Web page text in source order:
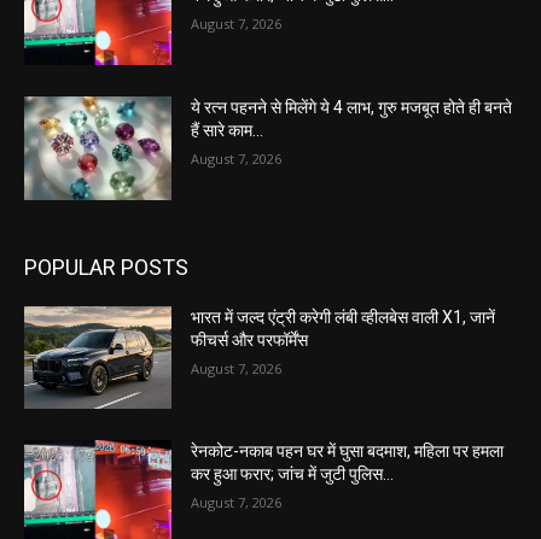
August 7, 2026
ये रत्न पहनने से मिलेंगे ये 4 लाभ, गुरु मजबूत होते ही बनते
हैं सारे काम…
August 7, 2026
POPULAR POSTS
भारत में जल्द एंट्री करेगी लंबी व्हीलबेस वाली X1, जानें
फीचर्स और परफॉर्मेंस
August 7, 2026
रेनकोट-नकाब पहन घर में घुसा बदमाश, महिला पर हमला
कर हुआ फरार; जांच में जुटी पुलिस…
August 7, 2026